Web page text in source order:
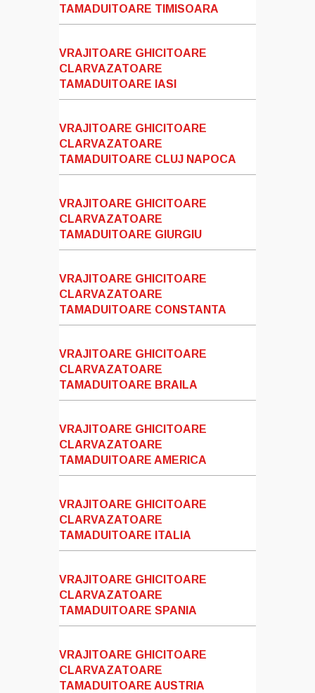
TAMADUITOARE TIMISOARA
VRAJITOARE GHICITOARE
CLARVAZATOARE
TAMADUITOARE IASI
VRAJITOARE GHICITOARE
CLARVAZATOARE
TAMADUITOARE CLUJ NAPOCA
VRAJITOARE GHICITOARE
CLARVAZATOARE
TAMADUITOARE GIURGIU
VRAJITOARE GHICITOARE
CLARVAZATOARE
TAMADUITOARE CONSTANTA
VRAJITOARE GHICITOARE
CLARVAZATOARE
TAMADUITOARE BRAILA
VRAJITOARE GHICITOARE
CLARVAZATOARE
TAMADUITOARE AMERICA
VRAJITOARE GHICITOARE
CLARVAZATOARE
TAMADUITOARE ITALIA
VRAJITOARE GHICITOARE
CLARVAZATOARE
TAMADUITOARE SPANIA
VRAJITOARE GHICITOARE
CLARVAZATOARE
TAMADUITOARE AUSTRIA